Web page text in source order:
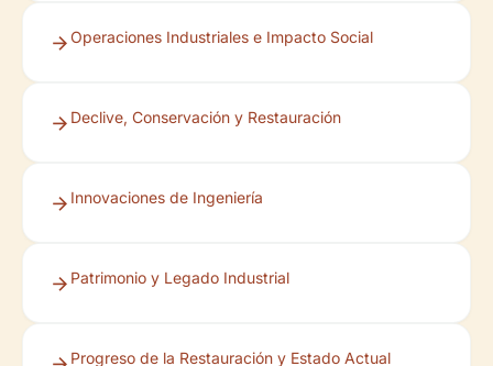
Operaciones Industriales e Impacto Social
Declive, Conservación y Restauración
Innovaciones de Ingeniería
Patrimonio y Legado Industrial
Progreso de la Restauración y Estado Actual